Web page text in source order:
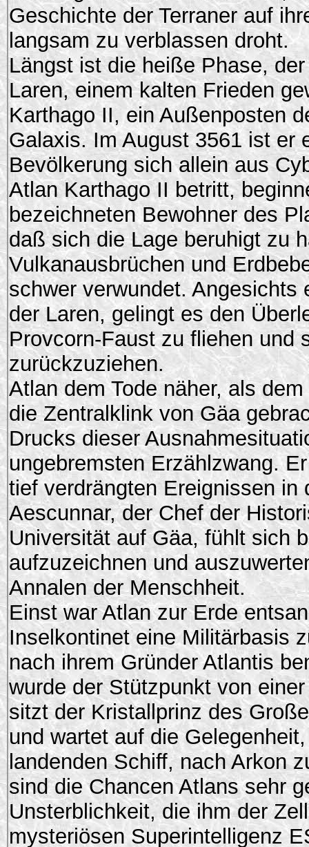
Geschichte der Terraner auf
langsam zu verblassen droht.
Längst ist die heiße Phase,
Laren, einem kalten Frieden
Karthago II, ein Außenposten
Galaxis. Im August 3561 ist er
Bevölkerung sich allein aus
Atlan Karthago II betritt,
bezeichneten Bewohner des
daß sich die Lage beruhigt zu
Vulkanausbrüchen und
schwer verwundet.
der Laren, gelingt es den
Provcorn-Faust zu fliehen und
zurückzuziehen.
Atlan dem Tode näher, als
die Zentralklink von Gäa
Drucks dieser
ungebremsten Erzählzwang.
tief verdrängten Ereignissen
Aescunnar, der Chef der
Universität auf Gäa, fühlt sich
aufzuzeichnen und
Annalen der Menschheit.
Einst war Atlan zur Erde
Inselkontinet eine Militärbasis
nach ihrem Gründer Atlantis
wurde der Stützpunkt von
sitzt der Kristallprinz des
und wartet auf die
landenden Schiff, nach Arkon
sind die Chancen Atlans sehr
Unsterblichkeit, die ihm der
mysteriösen Superintelligenz